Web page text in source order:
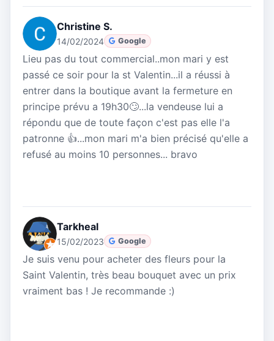
Christine S.
14/02/2024 Google
Lieu pas du tout commercial..mon mari y est
passé ce soir pour la st Valentin...il a réussi à
entrer dans la boutique avant la fermeture en
principe prévu a 19h30🙄...la vendeuse lui a
répondu que de toute façon c'est pas elle l'a
patronne 👍...mon mari m'a bien précisé qu'elle a
refusé au moins 10 personnes... bravo
Tarkheal
15/02/2023 Google
Je suis venu pour acheter des fleurs pour la
Saint Valentin, très beau bouquet avec un prix
vraiment bas ! Je recommande :)